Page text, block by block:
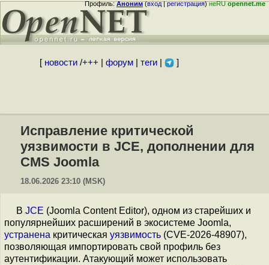
Профиль:Аноним(вход|регистрация)неRUopennet.me
[ новости/+++ форум| теги| ]
Исправление критической
уязвимости в JCE, дополнении для
CMS Joomla
18.06.2026 23:10 (MSK)
В JCE (Joomla Content Editor), одном из старейших и
популярнейших расширений в экосистеме Joomla,
устранена критическая уязвимость (CVE-2026-48907),
позволяющая импортировать свой профиль без
аутентификации. Атакующий может использовать